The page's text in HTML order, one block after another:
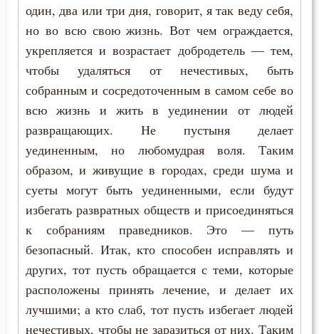
Безмолвие
Беснование
Бесплодие
Бесы
Благоговение
Благодарность
Благоразумие
Благочестие
Никита Стифат
Никодим Святогорец
Петр Дамаскин
Феодор Студит
Феодор Эдесский
Феофан Затворник
один, два или три дня, говорит, я так веду себя,
но во всю свою жизнь. Вот чем ограждается,
укрепляется и возрастает добродетель — тем,
чтобы удаляться от нечестивых, быть
собранным и сосредоточенным в самом себе во
всю жизнь и жить в уединении от людей
развращающих. Не пустыня делает
уединенным, но любомудрая воля. Таким
образом, и живущие в городах, среди шума и
суеты могут быть уединенными, если будут
избегать развратных обществ и присоединяться
к собраниям праведников. Это — путь
безопасный. Итак, кто способен исправлять и
других, тот пусть обращается с теми, которые
расположены принять лечение, и делает их
лучшими; а кто слаб, тот пусть избегает людей
нечестивых, чтобы не заразиться от них. Таким